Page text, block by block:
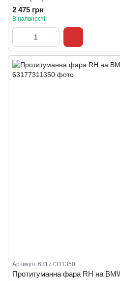
2 475 грн
В наявності
Артикул: 63177311350
Протитуманна фара RH на